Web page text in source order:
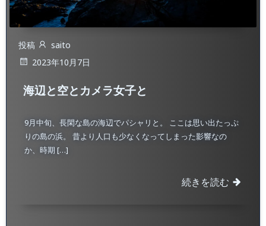
投稿
saito
2023年10月7日
海辺と空とカメラ女子と
9月中旬、長閑な島の海辺でパシャリと。 ここは思い出たっぷ
りの島の浜。 昔より人口も少なくなってしまった影響なの
か、時期 […]
続きを読む